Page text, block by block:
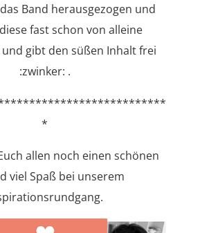
Band herausgezogen und
fast schon von alleine
gibt den süßen Inhalt frei
:zwinker: .
*
allen noch einen schönen
viel Spaß bei unserem